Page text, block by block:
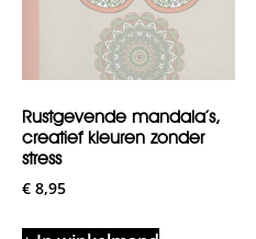
Rustgevende mandala’s,
creatief kleuren zonder
stress
€ 8,95